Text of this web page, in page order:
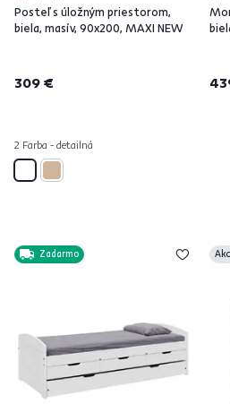
Posteľ s úložným priestorom,
biela, masív, 90x200, MAXI NEW
309 €
2 Farba - detailná
Zadarmo